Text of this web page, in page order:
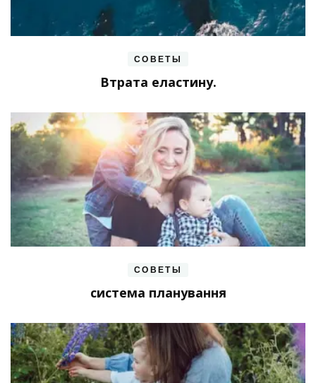
СОВЕТЫ
Втрата еластину.
СОВЕТЫ
система планування